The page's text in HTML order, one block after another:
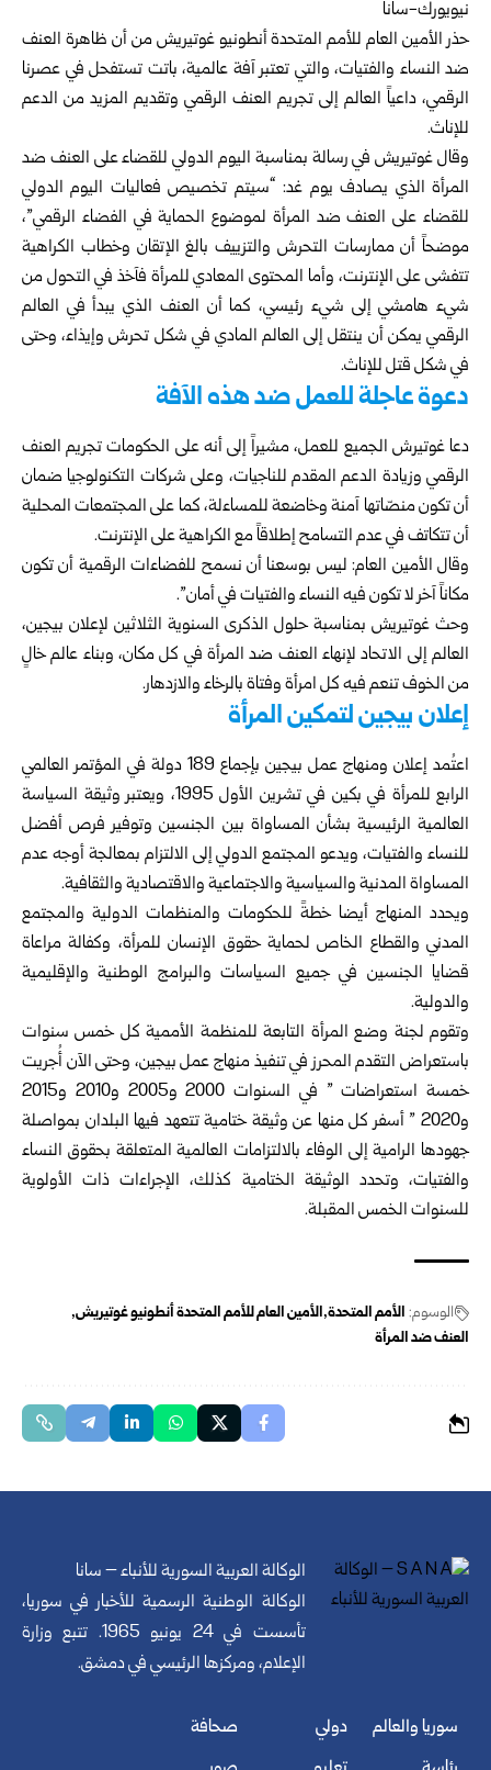
نيويورك-سانا
حذر الأمين العام للأمم المتحدة أنطونيو غوتيريش من أن ظاهرة العنف
ضد النساء والفتيات، والتي تعتبر آفة عالمية، باتت تستفحل في عصرنا
الرقمي، داعياً العالم إلى تجريم العنف الرقمي وتقديم المزيد من الدعم
للإناث.
وقال غوتيريش في رسالة بمناسبة اليوم الدولي للقضاء على العنف ضد
المرأة الذي يصادف يوم غد: “سيتم تخصيص فعاليات اليوم الدولي
للقضاء على العنف ضد المرأة لموضوع الحماية في الفضاء الرقمي”،
موضحاً أن ممارسات التحرش والتزييف بالغ الإتقان وخطاب الكراهية
تتفشى على الإنترنت، وأما المحتوى المعادي للمرأة فآخذ في التحول من
شيء هامشي إلى شيء رئيسي، كما أن العنف الذي يبدأ في العالم
الرقمي يمكن أن ينتقل إلى العالم المادي في شكل تحرش وإيذاء، وحتى
في شكل قتل للإناث.
دعوة عاجلة للعمل ضد هذه الآفة
دعا غوتيرش الجميع للعمل، مشيراً إلى أنه على الحكومات تجريم العنف
الرقمي وزيادة الدعم المقدم للناجيات، وعلى شركات التكنولوجيا ضمان
أن تكون منصّاتها آمنة وخاضعة للمساءلة، كما على المجتمعات المحلية
أن تتكاتف في عدم التسامح إطلاقاً مع الكراهية على الإنترنت.
وقال الأمين العام: ليس بوسعنا أن نسمح للفضاءات الرقمية أن تكون
مكاناً آخر لا تكون فيه النساء والفتيات في أمان”.
وحث غوتيريش بمناسبة حلول الذكرى السنوية الثلاثين لإعلان بيجين،
العالم إلى الاتحاد لإنهاء العنف ضد المرأة في كل مكان، وبناء عالم خالٍ
من الخوف تنعم فيه كل امرأة وفتاة بالرخاء والازدهار.
إعلان بيجين لتمكين المرأة
اعتُمد إعلان ومنهاج عمل بيجين بإجماع 189 دولة في المؤتمر العالمي
الرابع للمرأة في بكين في تشرين الأول 1995، ويعتبر وثيقة السياسة
العالمية الرئيسية بشأن المساواة بين الجنسين وتوفير فرص أفضل
للنساء والفتيات، ويدعو المجتمع الدولي إلى الالتزام بمعالجة أوجه عدم
المساواة المدنية والسياسية والاجتماعية والاقتصادية والثقافية.
ويحدد المنهاج أيضا خطةً للحكومات والمنظمات الدولية والمجتمع
المدني والقطاع الخاص لحماية حقوق الإنسان للمرأة، وكفالة مراعاة
قضايا الجنسين في جميع السياسات والبرامج الوطنية والإقليمية
والدولية.
وتقوم لجنة وضع المرأة التابعة للمنظمة الأممية كل خمس سنوات
باستعراض التقدم المحرز في تنفيذ منهاج عمل بيجين، وحتى الآن أُجريت
خمسة استعراضات ” في السنوات 2000 و2005 و2010 و2015
و2020 ” أسفر كل منها عن وثيقة ختامية تتعهد فيها البلدان بمواصلة
جهودها الرامية إلى الوفاء بالالتزامات العالمية المتعلقة بحقوق النساء
والفتيات، وتحدد الوثيقة الختامية كذلك، الإجراءات ذات الأولوية
للسنوات الخمس المقبلة.
الوسوم: الأمم المتحدة الأمين العام للأمم المتحدة أنطونيو غوتيريش
العنف ضد المرأة
الوكالة العربية السورية للأنباء – سانا
الوكالة الوطنية الرسمية للأخبار في سوريا،
تأسست في 24 يونيو 1965. تتبع وزارة
الإعلام، ومركزها الرئيسي في دمشق.
سوريا والعالم
دولي
صحافة